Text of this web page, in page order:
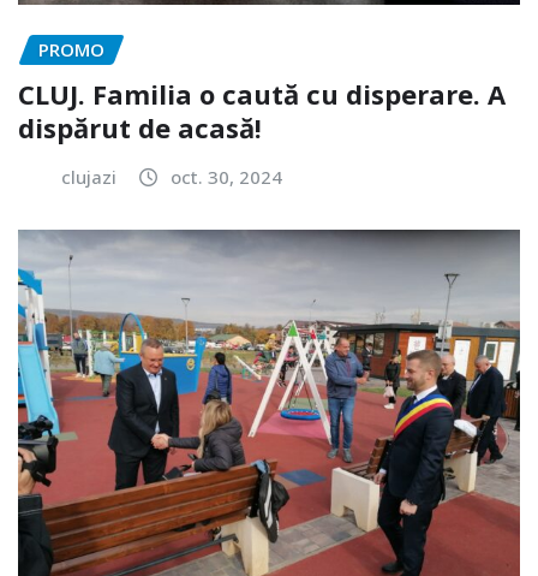
PROMO
CLUJ. Familia o caută cu disperare. A
dispărut de acasă!
clujazi oct. 30, 2024